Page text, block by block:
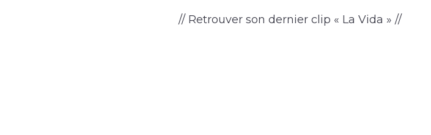
// Retrouver son dernier clip « La Vida » //